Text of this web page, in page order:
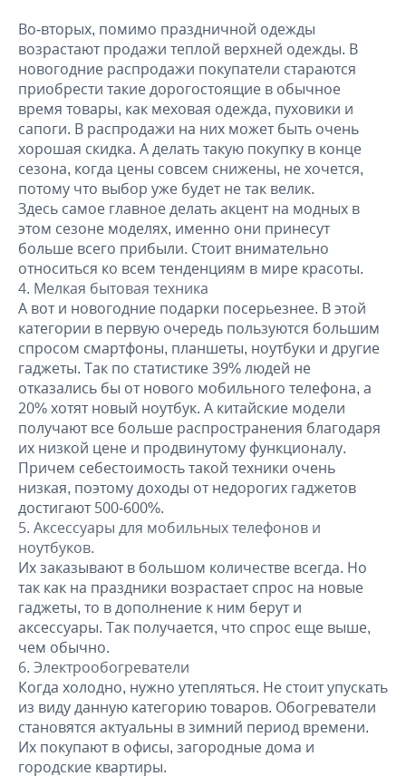
Во-вторых, помимо праздничной одежды
возрастают продажи теплой верхней одежды. В
новогодние распродажи покупатели стараются
приобрести такие дорогостоящие в обычное
время товары, как меховая одежда, пуховики и
сапоги. В распродажи на них может быть очень
хорошая скидка. А делать такую покупку в конце
сезона, когда цены совсем снижены, не хочется,
потому что выбор уже будет не так велик.
Здесь самое главное делать акцент на модных в
этом сезоне моделях, именно они принесут
больше всего прибыли. Стоит внимательно
относиться ко всем тенденциям в мире красоты.
Мелкая бытовая техника
А вот и новогодние подарки посерьезнее. В этой
категории в первую очередь пользуются большим
спросом смартфоны, планшеты, ноутбуки и другие
гаджеты. Так по статистике 39% людей не
отказались бы от нового мобильного телефона, а
20% хотят новый ноутбук. А китайские модели
получают все больше распространения благодаря
их низкой цене и продвинутому функционалу.
Причем себестоимость такой техники очень
низкая, поэтому доходы от недорогих гаджетов
достигают 500-600%.
Аксессуары для мобильных телефонов и
ноутбуков.
Их заказывают в большом количестве всегда. Но
так как на праздники возрастает спрос на новые
гаджеты, то в дополнение к ним берут и
аксессуары. Так получается, что спрос еще выше,
чем обычно.
Электрообогреватели
Когда холодно, нужно утепляться. Не стоит упускать
из виду данную категорию товаров. Обогреватели
становятся актуальны в зимний период времени.
Их покупают в офисы, загородные дома и
городские квартиры.